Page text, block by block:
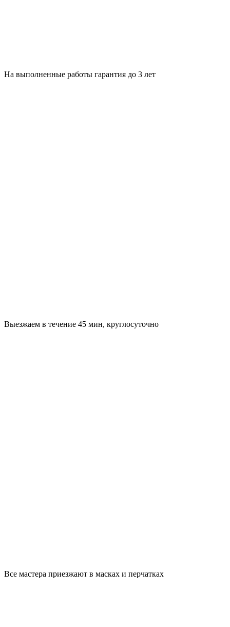
На выполненные работы гарантия до 3 лет
Выезжаем в течение 45 мин, круглосуточно
Все мастера приезжают в масках и перчатках